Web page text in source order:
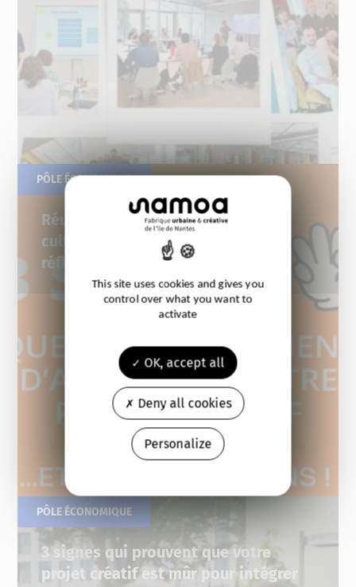
05.06.2025
Réussir dans les industries
culturelles et créatives : les 5
réflexes à adopter
PÔLE ÉCONOMIQUE
3 signes qui prouvent que votre
projet créatif est mûr pour intégrer
PÔLE ÉCONOMIQUE
This site uses cookies and gives you
control over what you want to
activate
OK, accept all
Deny all cookies
Personalize